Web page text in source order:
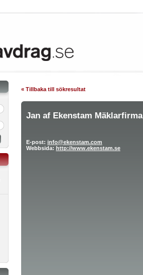
« Tillbaka till sökresultat
Jan af Ekenstam Mäklarfirma
E-post: info@ekenstam.com
Webbsida: http://www.ekenstam.se